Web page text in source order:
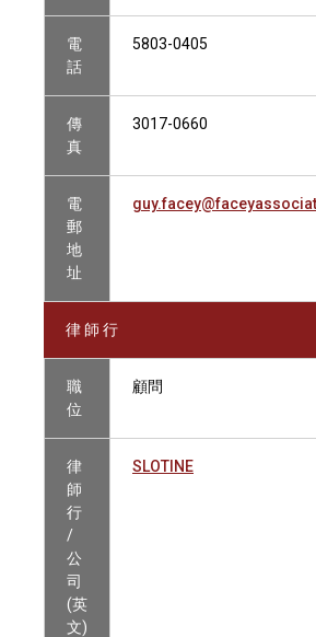
電
話
5803-0405
傳
真
3017-0660
電
郵
地
址
律 師 行
職
位
顧問
律
師
行
/
公
司
(英
文)
SLOTINE